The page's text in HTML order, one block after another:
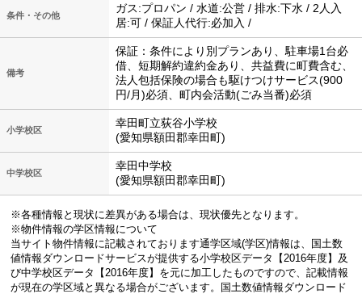
条件・その他
ガス:プロパン / 水道:公営 / 排水:下水 / 2人入
居:可 / 保証人代行:必加入 /
備考
保証：条件により別プランあり、駐車場1台必
借、短期解約違約金あり、共益費に町費含む、
法人包括保険の場合も駆けつけサービス(900
円/月)必須、町内会活動(ごみ当番)必須
小学校区
幸田町立荻谷小学校
(愛知県額田郡幸田町)
中学校区
幸田中学校
(愛知県額田郡幸田町)
※各種情報と現状に差異がある場合は、現状優先となります。
※物件情報の学区情報について
当サイト物件情報に記載されております通学区域(学区)情報は、国土数
値情報ダウンロードサービスが提供する小学校区データ【2016年度】及
び中学校区データ【2016年度】を元に加工したものですので、記載情報
が現在の学区域と異なる場合がございます。国土数値情報ダウンロード